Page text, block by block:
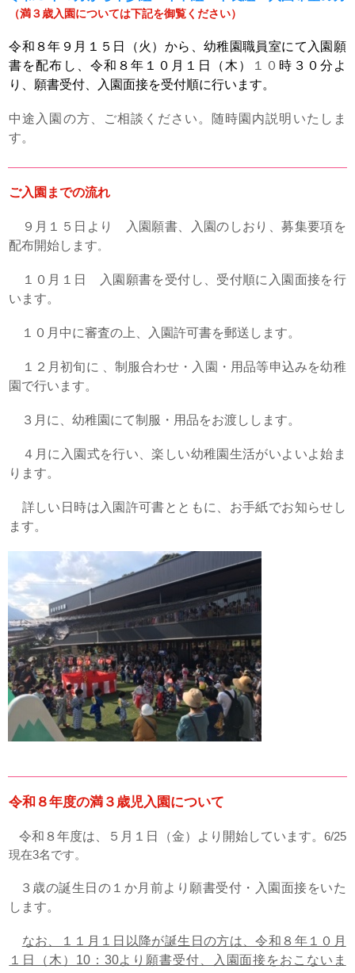
（満３歳入園については下記を御覧ください）
令和８年 ９月１５日（火）から、幼稚園職員室にて入園願
書を配布し、 令和８年 １０月１日（木） １０ 時３０分よ
り、願書受付、入園面接を受付順に行います。
中途入園の方、ご相談ください。随時園内説明いたしま
す。
ご入園までの流れ
９月１５日より 入園願書、入園のしおり、募集要項を
配布開始します。
１０月１日 入園願書を受付し、受付順に入園面接を行
います。
１０月 中に審査の上、入園許可書を郵送します。
１２月初旬に 、制服合わせ・入園・用品等申込みを幼稚
園で行います。
３月に、幼稚園にて制服・用品をお渡しします。
４月に入園式を行い、楽しい幼稚園生活がいよいよ始ま
ります。
詳しい日時は入園許可書とともに、お手紙でお知らせし
ます。
令和８年度の満３歳児入園について
令和８年度は、５月１日（金）より開始しています。 6/25
現在3名です。
３歳の誕生日の１か月前より願書受付・入園面接をいた
します。
なお、１１月１日以降が誕生日の方は、令和８年１０月
１日（木）10：30より願書受付、入園面接をおこないま